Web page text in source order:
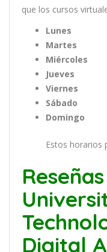
que los cursos virtual
Lunes
Martes
Miércoles
Jueves
Viernes
Sábado
Domingo
Estos horarios
Digital